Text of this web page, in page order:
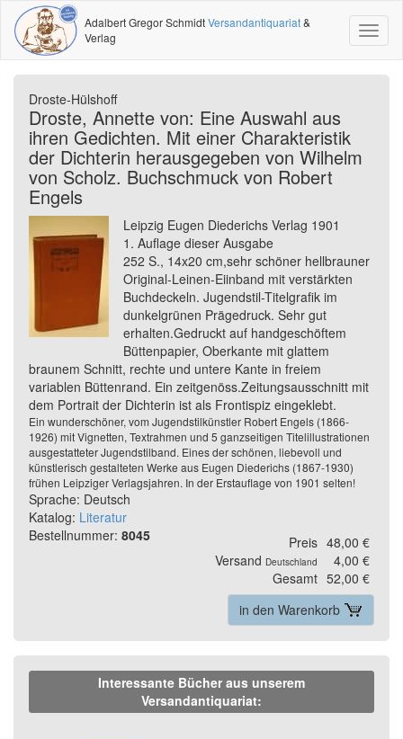
Adalbert Gregor SchmidtVersandantiquariat&
Verlag
Droste-Hülshoff
Droste, Annette von: Eine Auswahl aus
ihren Gedichten. Mit einer Charakteristik
der Dichterin herausgegeben von Wilhelm
von Scholz. Buchschmuck von Robert
Engels
Leipzig Eugen Diederichs Verlag 1901
1. Auflage dieser Ausgabe
252 S., 14x20 cm,sehr schöner hellbrauner
Original-Leinen-Eiinband mit verstärkten
Buchdeckeln. Jugendstil-Titelgrafik im
dunkelgrünen Prägedruck. Sehr gut
erhalten.Gedruckt auf handgeschöftem
Büttenpapier, Oberkante mit glattem
braunem Schnitt, rechte und untere Kante in freiem
variablen Büttenrand. Ein zeitgenöss.Zeitungsausschnitt mit
dem Portrait der Dichterin ist als Frontispiz eingeklebt.
Ein wunderschöner, vom Jugendstilkünstler Robert Engels (1866-
1926) mit Vignetten, Textrahmen und 5 ganzseitigen Titelillustrationen
ausgestatteter Jugendstilband. Eines der schönen, liebevoll und
künstlerisch gestalteten Werke aus Eugen Diederichs (1867-1930)
frühen Leipziger Verlagsjahren. In der Erstauflage von 1901 selten!
Sprache: Deutsch
Katalog: Literatur
Bestellnummer: 8045 Preis 48,00 €
Versand Deutschland
4,00 €
Gesamt 52,00 €
in den Warenkorb
Interessante Bücher aus unserem
Versandantiquariat: